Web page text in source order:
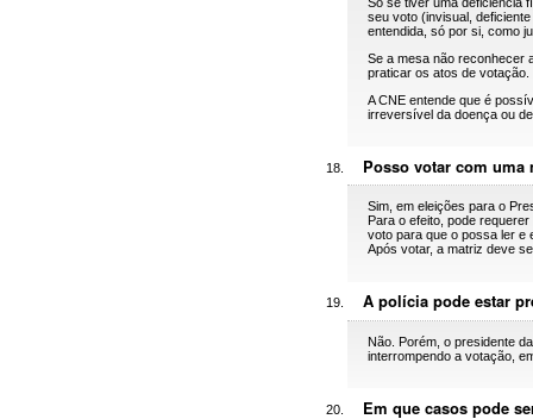
seu voto (invisual,
entendida, só por si, como
Se a mesa não reconhecer
praticar os atos de votação.
A CNE entende que é
irreversível da doença ou
Posso votar com uma
Sim, em eleições para o
Para o efeito, pode
voto para que o possa ler e
Após votar, a matriz deve
A polícia pode estar
Não. Porém, o presidente
interrompendo a votação,
Em que casos pode